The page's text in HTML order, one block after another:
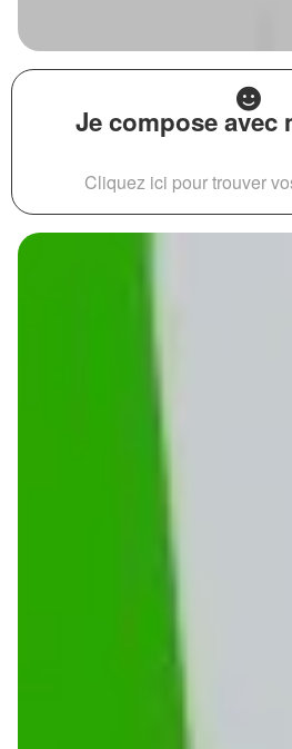
Je compose avec
Cliquez ici pour trouver